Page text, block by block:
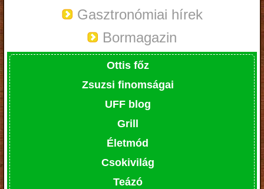
Gasztronómiai hírek
Bormagazin
Ottis főz
Zsuzsi finomságai
UFF blog
Grill
Életmód
Csokivilág
Teázó